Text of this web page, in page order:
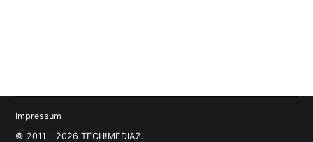
Impressum
© 2011 - 2026 TECH!MEDIAZ.